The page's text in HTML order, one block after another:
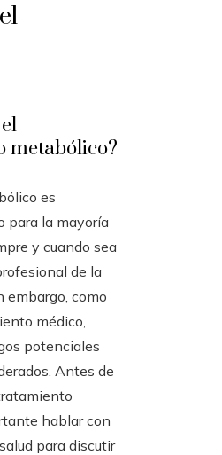
metabólico?
es
para la mayoría
y cuando sea
de la
embargo, como
médico,
potenciales
Antes de
hablar con
para discutir